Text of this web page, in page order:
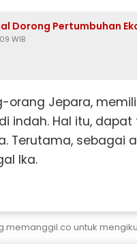
Dorong Pertumbuhan
WIB
orang Jepara,
indah. Hal itu,
Terutama, sebagai
Ika.
untuk